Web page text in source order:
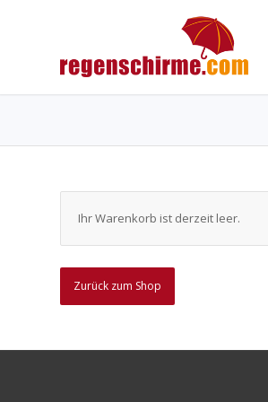
Ihr Warenkorb ist derzeit leer.
Zurück zum Shop